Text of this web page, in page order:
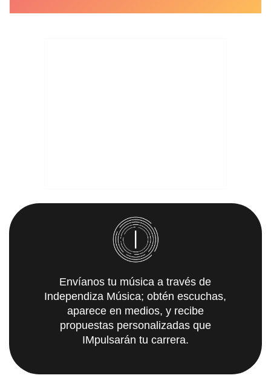
Envíanos tu música a través de
Independiza Música; obtén escuchas,
aparece en medios, y recibe
propuestas personalizadas que
IMpulsarán tu carrera.